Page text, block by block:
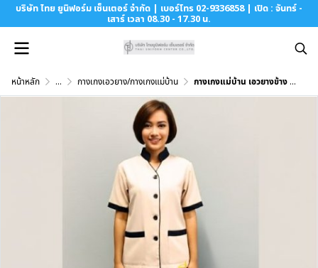
บริษัท ไทย ยูนิฟอร์ม เซ็นเตอร์ จำกัด | เบอร์โทร 02-9336858 | เปิด : จันทร์ -
เสาร์ เวลา 08.30 - 17.30 น.
หน้าหลัก ... กางเกงเอวยาง/กางเกงแม่บ้าน กางเกงแม่บ้าน เอวยางข้าง สีครีม